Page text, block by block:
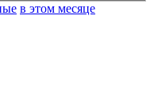
в этом месяце